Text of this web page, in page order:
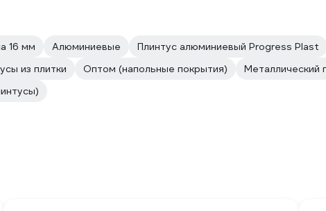
16 мм Алюминиевые Плинтус алюминиевый Progress Plast
из плитки Оптом (напольные покрытия) Металлический